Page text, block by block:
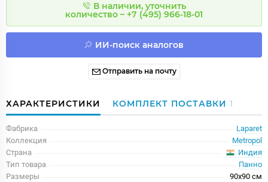
В наличии, уточнить
количество – +7 (495) 966-18-01
ИИ-поиск аналогов
Отправить на почту
ХАРАКТЕРИСТИКИ КОМПЛЕКТ ПОСТАВКИ 1
Фабрика
Laparet
Коллекция
Metropol
Страна
Индия
Тип товара
Панно
Размеры
90x90 см